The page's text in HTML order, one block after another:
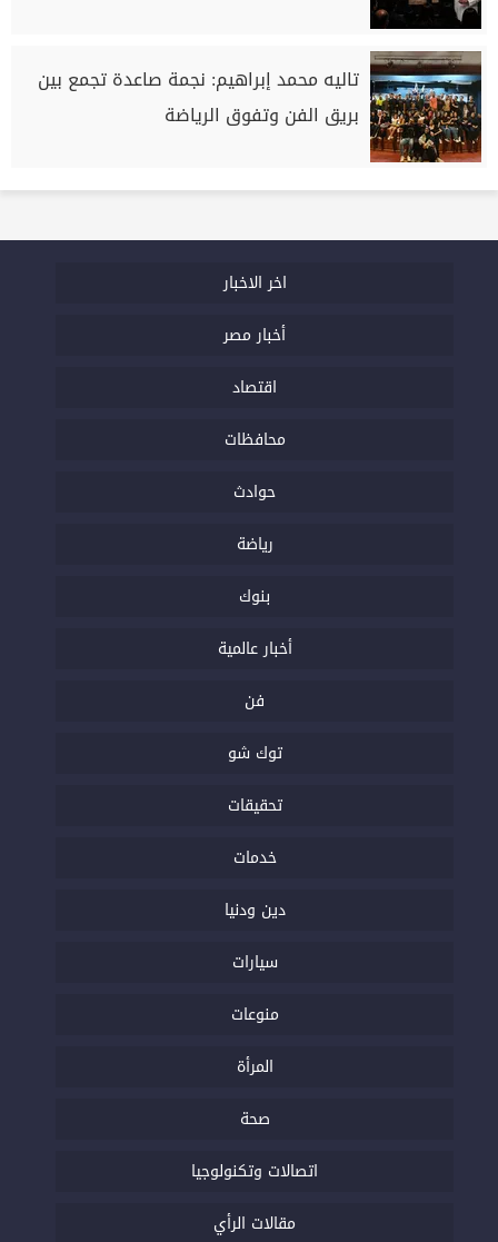
تاليه محمد إبراهيم: نجمة صاعدة تجمع بين
بريق الفن وتفوق الرياضة
اخر الاخبار
أخبار مصر
اقتصاد
محافظات
حوادث
رياضة
بنوك
أخبار عالمية
فن
توك شو
تحقيقات
خدمات
دين ودنيا
سيارات
منوعات
المرأة
صحة
اتصالات وتكنولوجيا
مقالات الرأي